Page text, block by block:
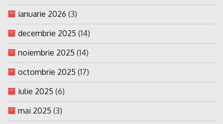
ianuarie 2026 (3)
decembrie 2025 (14)
noiembrie 2025 (14)
octombrie 2025 (17)
iulie 2025 (6)
mai 2025 (3)